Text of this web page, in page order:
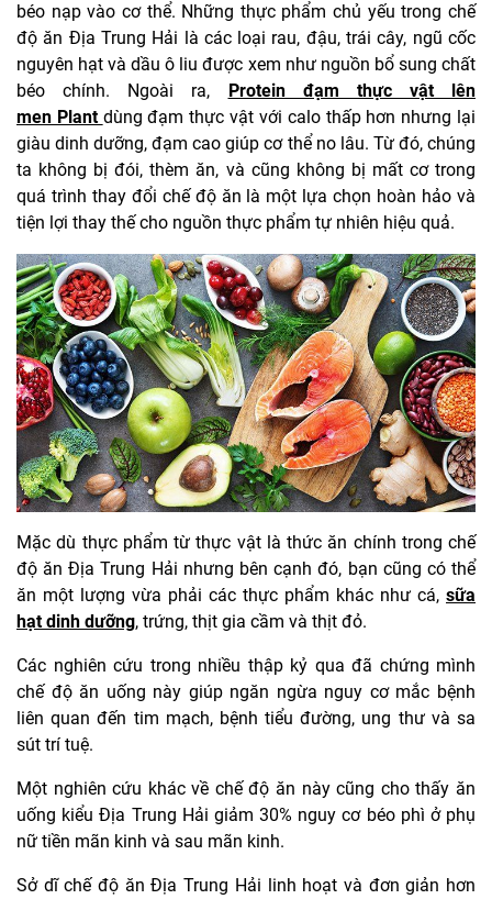
béo nạp vào cơ thể. Những thực phẩm chủ yếu trong chế
độ ăn Địa Trung Hải là các loại rau, đậu, trái cây, ngũ cốc
nguyên hạt và dầu ô liu được xem như nguồn bổ sung chất
béo chính. Ngoài ra, Protein đạm thực vật lên
men Plant dùng đạm thực vật với calo thấp hơn nhưng lại
giàu dinh dưỡng, đạm cao giúp cơ thể no lâu. Từ đó, chúng
ta không bị đói, thèm ăn, và cũng không bị mất cơ trong
quá trình thay đổi chế độ ăn là một lựa chọn hoàn hảo và
tiện lợi thay thế cho nguồn thực phẩm tự nhiên hiệu quả.
Mặc dù thực phẩm từ thực vật là thức ăn chính trong chế
độ ăn Địa Trung Hải nhưng bên cạnh đó, bạn cũng có thể
ăn một lượng vừa phải các thực phẩm khác như cá, sữa
hạt dinh dưỡng, trứng, thịt gia cầm và thịt đỏ.
Các nghiên cứu trong nhiều thập kỷ qua đã chứng mình
chế độ ăn uống này giúp ngăn ngừa nguy cơ mắc bệnh
liên quan đến tim mạch, bệnh tiểu đường, ung thư và sa
sút trí tuệ.
Một nghiên cứu khác về chế độ ăn này cũng cho thấy ăn
uống kiểu Địa Trung Hải giảm 30% nguy cơ béo phì ở phụ
nữ tiền mãn kinh và sau mãn kinh.
Sở dĩ chế độ ăn Địa Trung Hải linh hoạt và đơn giản hơn